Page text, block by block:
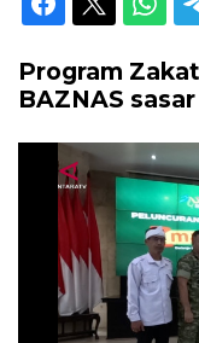
Program
BAZNAS